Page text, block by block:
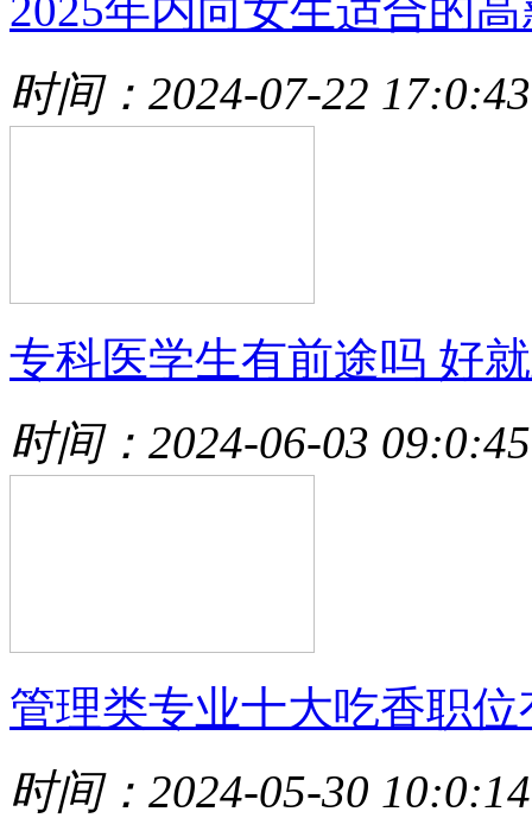
时间：2024-07-22 17:0:43
专科医学生有前途吗 好
时间：2024-06-03 09:0:45
管理类专业十大吃香职位
时间：2024-05-30 10:0:14